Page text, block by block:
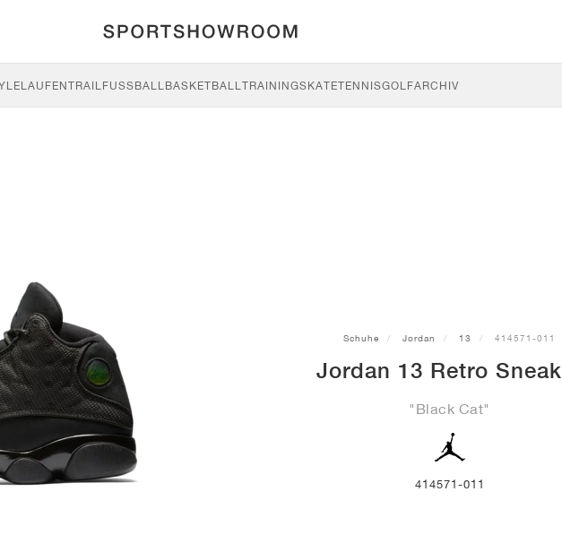
LAUFENTRAILFUSSBALL BASKETBALLTRAININGSKATETENNISGOLFARCHIV
Schuhe Jordan 13 414571-011
Jordan 13 Retro
"Black Cat"
414571-011